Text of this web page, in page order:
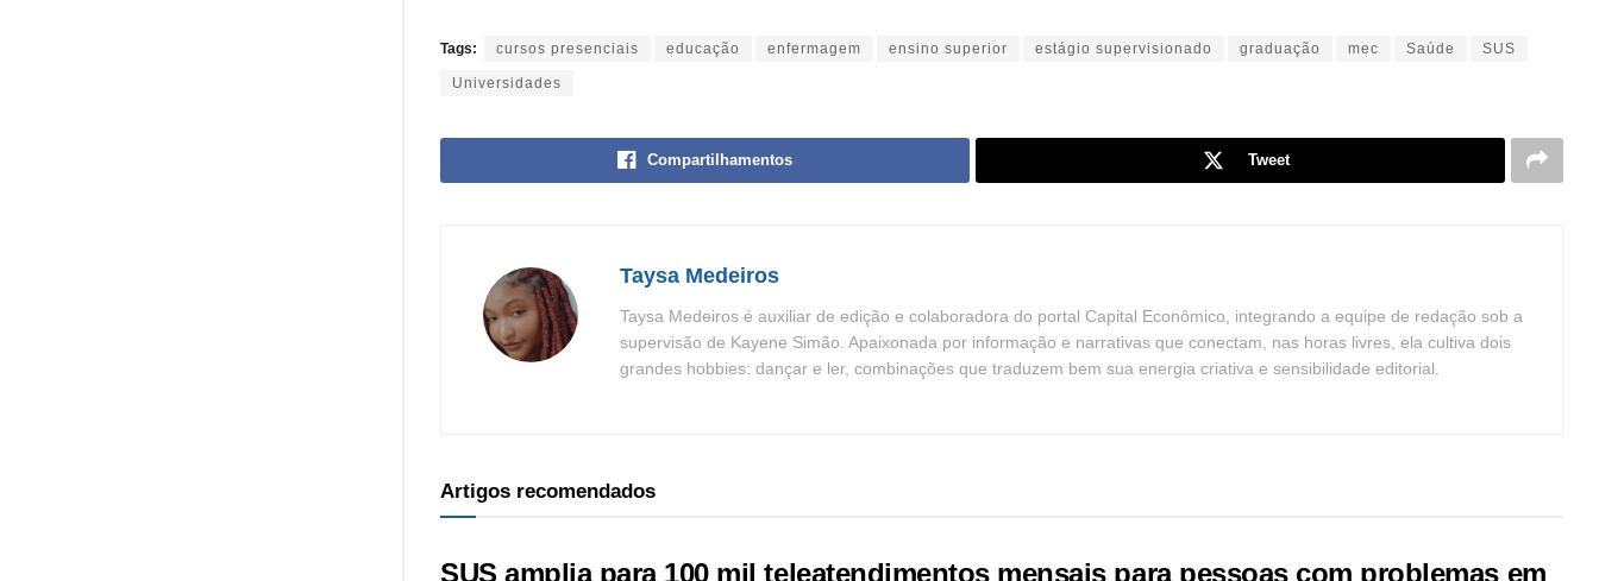
Tags: cursos presenciais educação enfermagem ensino superior estágio supervisionado graduação mec Saúde SUS
Universidades
Compartilhamentos Tweet
Taysa Medeiros
Taysa Medeiros é auxiliar de edição e colaboradora do portal Capital Econômico, integrando a equipe de redação sob a
supervisão de Kayene Simão. Apaixonada por informação e narrativas que conectam, nas horas livres, ela cultiva dois
grandes hobbies: dançar e ler, combinações que traduzem bem sua energia criativa e sensibilidade editorial.
Artigos recomendados
SUS amplia para 100 mil teleatendimentos mensais para pessoas com problemas em